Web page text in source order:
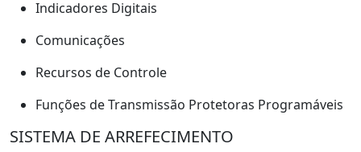
Indicadores Digitais
Comunicações
Recursos de Controle
Funções de Transmissão Protetoras Programáveis
SISTEMA DE ARREFECIMENTO